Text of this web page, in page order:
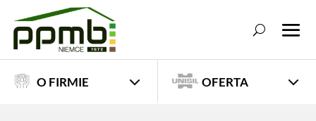
O FIRMIE OFERTA